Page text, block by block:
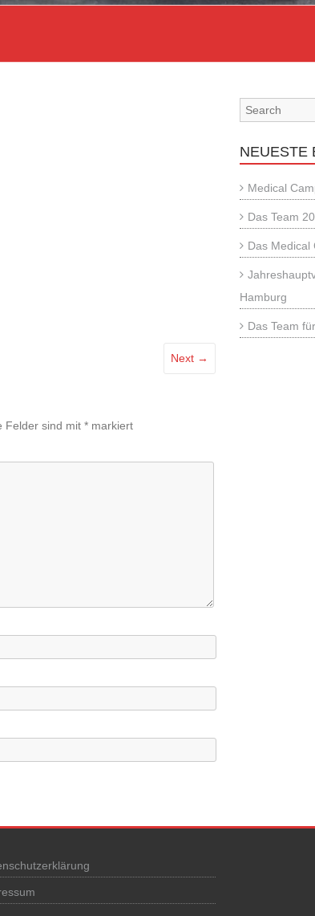
Next →
Felder sind mit * markiert
NEUESTE
Medical
Das Team
Das Medical
Hamburg
Das Team